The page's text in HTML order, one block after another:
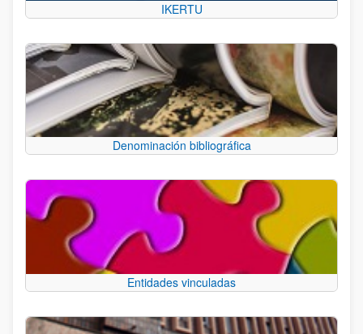
IKERTU
Denominación bibliográfica
Entidades vinculadas